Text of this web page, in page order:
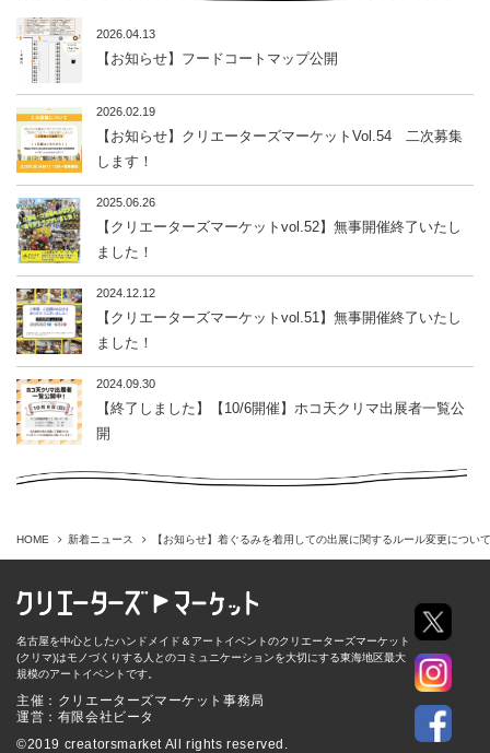
2026.04.13
【お知らせ】フードコートマップ公開
2026.02.19
【お知らせ】クリエーターズマーケットVol.54 二次募集
します！
2025.06.26
【クリエーターズマーケットvol.52】無事開催終了いたし
ました！
2024.12.12
【クリエーターズマーケットvol.51】無事開催終了いたし
ました！
2024.09.30
【終了しました】【10/6開催】ホコ天クリマ出展者一覧公
開
HOME 新着ニュース 【お知らせ】着ぐるみを着用しての出展に関するルール変更について
名古屋を中心としたハンドメイド＆アートイベントのクリエーターズマーケット
(クリマ)はモノづくりする人とのコミュニケーションを大切にする東海地区最大
規模のアートイベントです。
主催：クリエーターズマーケット事務局
運営：有限会社ビータ
©2019 creatorsmarket All rights reserved.